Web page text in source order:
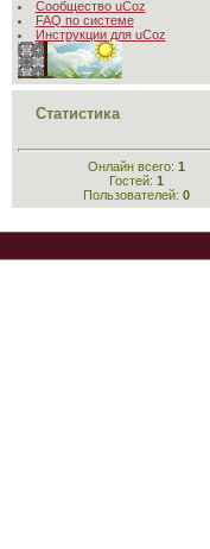
Сообщество uCoz
FAQ по системе
Инструкции для uCoz
Статистика
Онлайн всего: 1
Гостей: 1
Пользователей: 0